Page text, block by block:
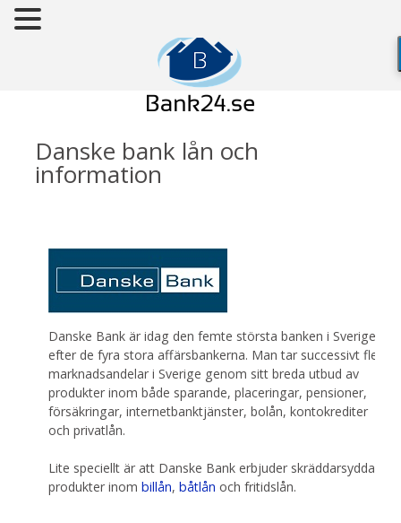
Danske bank lån och
information
Danske Bank är idag den femte största banken i Sverige,
efter de fyra stora affärsbankerna. Man tar successivt fler
marknadsandelar i Sverige genom sitt breda utbud av
produkter inom både sparande, placeringar, pensioner,
försäkringar, internetbanktjänster, bolån, kontokrediter
och privatlån.
Lite speciellt är att Danske Bank erbjuder skräddarsydda
produkter inom billån, båtlån och fritidslån.